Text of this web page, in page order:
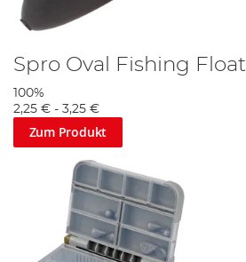
Spro Oval Fishing Float
100%
2,25 € - 3,25 €
Zum Produkt